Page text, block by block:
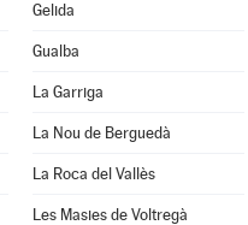
Gelida
Gualba
La Garriga
La Nou de Berguedà
La Roca del Vallès
Les Masies de Voltregà